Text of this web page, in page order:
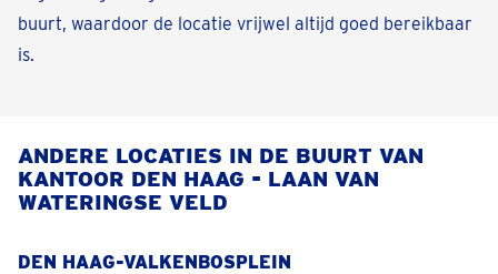
buurt, waardoor de locatie vrijwel altijd goed bereikbaar
is.
ANDERE LOCATIES IN DE BUURT VAN
KANTOOR DEN HAAG - LAAN VAN
WATERINGSE VELD
DEN HAAG-VALKENBOSPLEIN